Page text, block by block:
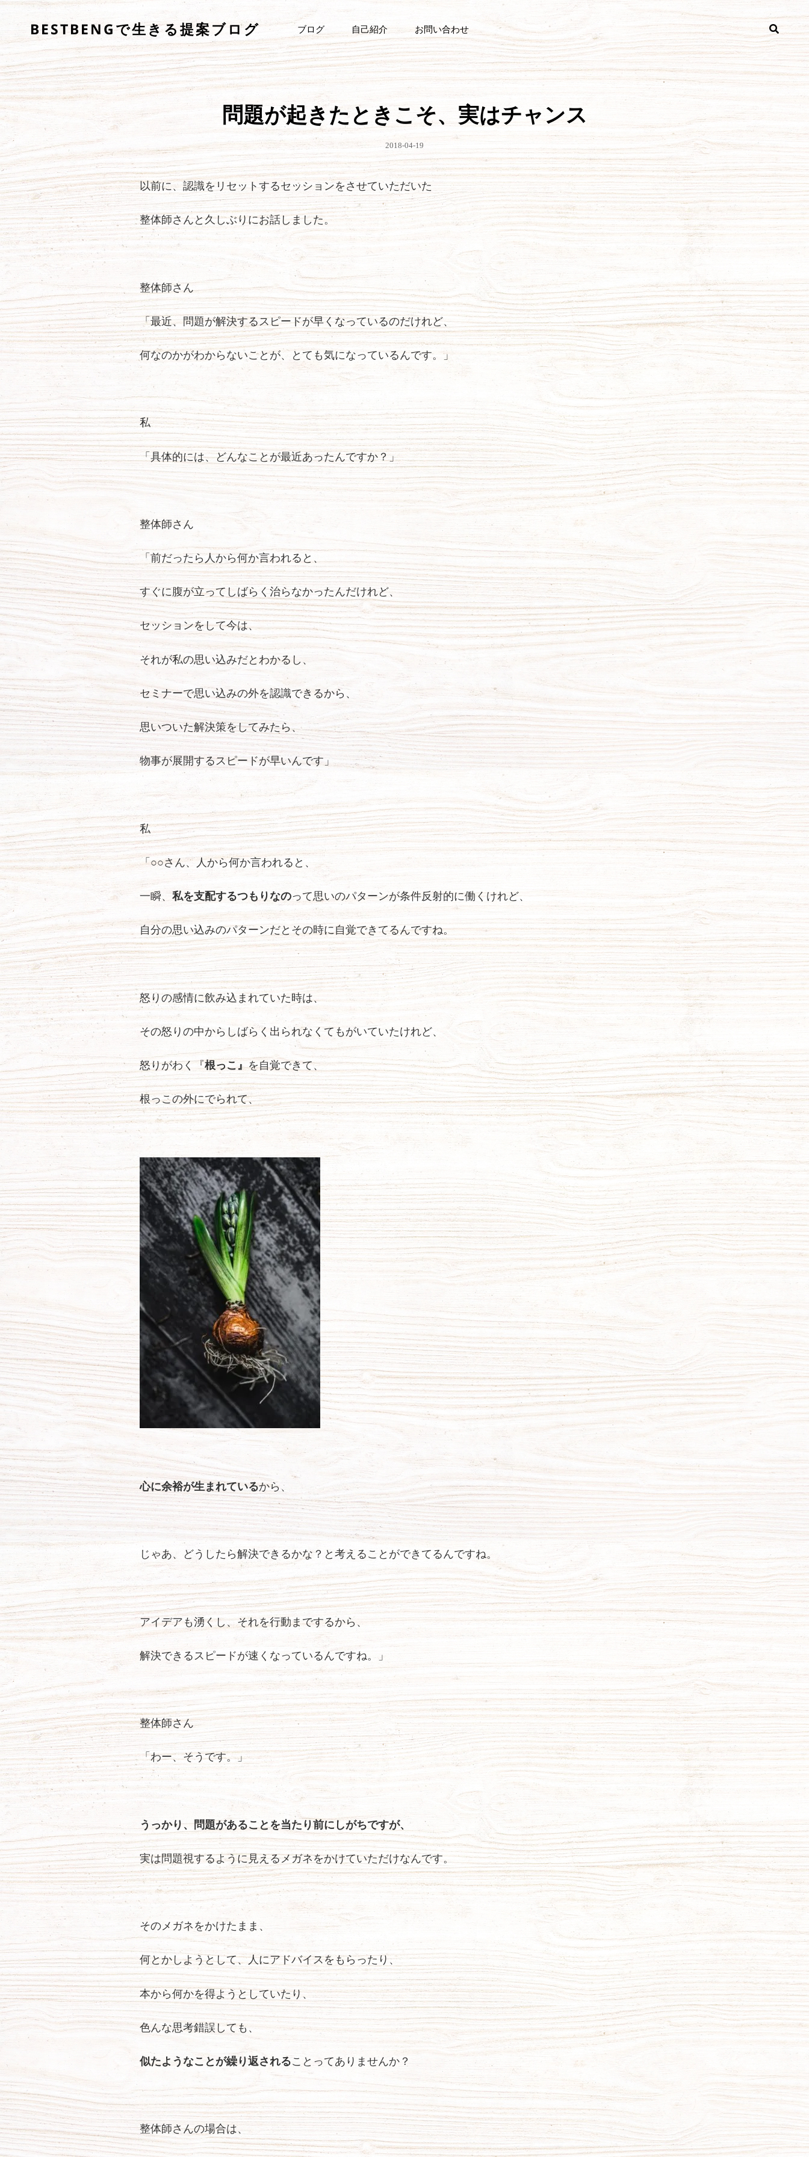
BESTBENGで生きる提案ブログ ブログ 自己紹介 お問い合わせ 検
索
問題が起きたときこそ、実はチャンス
公
日
2018-04-19
以前に、認識をリセットするセッションをさせていただいた
整体師さんと久しぶりにお話しました。
整体師さん
「最近、問題が解決するスピードが早くなっているのだけれど、
何なのかがわからないことが、とても気になっているんです。」
私
「具体的には、どんなことが最近あったんですか？」
整体師さん
「前だったら人から何か言われると、
すぐに腹が立ってしばらく治らなかったんだけれど、
セッションをして今は、
それが私の思い込みだとわかるし、
セミナーで思い込みの外を認識できるから、
思いついた解決策をしてみたら、
物事が展開するスピードが早いんです」
私
「○○さん、人から何か言われると、
一瞬、 私を支配するつもりなのって思いのパターンが条件反射的に働くけれど、
自分の思い込みのパターンだとその時に自覚できてるんですね。
怒りの感情に飲み込まれていた時は、
その怒りの中からしばらく出られなくてもがいていたけれど、
怒りがわく『根っこ』を自覚できて、
根っこの外にでられて、
心に余裕が生まれているから、
じゃあ、どうしたら解決できるかな？と考えることができてるんですね。
アイデアも湧くし、それを行動までするから、
解決できるスピードが速くなっているんですね。」
整体師さん
「わー、そうです。」
うっかり、問題があることを当たり前にしがちですが、
実は問題視するように見えるメガネをかけていただけなんです。
そのメガネをかけたまま、
何とかしようとして、人にアドバイスをもらったり、
本から何かを得ようとしていたり、
色んな思考錯誤しても、
似たようなことが繰り返されることってありませんか？
整体師さんの場合は、